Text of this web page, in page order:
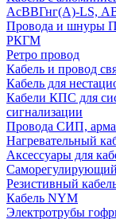
АсВВГнг(А)-LS,
Провода и
РКГМ
Ретро провод
Кабель и провод
Кабель для
Кабели КПС для
сигнализации
Провода СИП,
Нагревательный
Аксессуары для
Резистивный
Кабель NYM
Электротрубы